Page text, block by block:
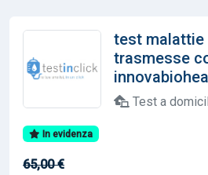
test malattie
trasmesse
Test a
In evidenza
65,00 €